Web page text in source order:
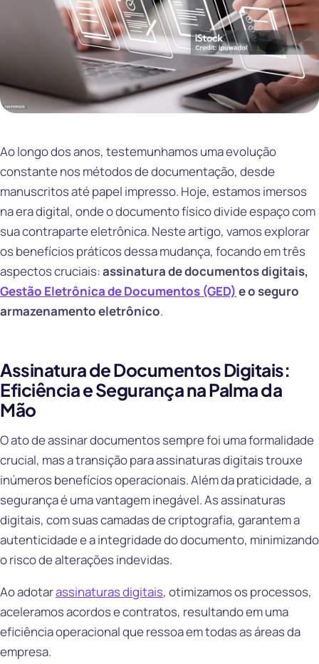
Ao longo dos anos, testemunhamos uma evolução
constante nos métodos de documentação, desde
manuscritos até papel impresso. Hoje, estamos imersos
na era digital, onde o documento físico divide espaço com
sua contraparte eletrônica. Neste artigo, vamos explorar
os benefícios práticos dessa mudança, focando em três
aspectos cruciais:assinatura de documentos digitais,
Gestão Eletrônica de Documentos (GED) e o seguro
armazenamento eletrônico.
Assinatura de Documentos Digitais:
Eficiência e Segurança na Palma da
Mão
O ato de assinar documentos sempre foi uma formalidade
crucial, mas a transição para assinaturas digitais trouxe
inúmeros benefícios operacionais. Além da praticidade, a
segurança é uma vantagem inegável. As assinaturas
digitais, com suas camadas de criptografia, garantem a
autenticidade e a integridade do documento, minimizando
o risco de alterações indevidas.
Ao adotarassinaturas digitais, otimizamos os processos,
aceleramos acordos e contratos, resultando em uma
eficiência operacional que ressoa em todas as áreas da
empresa.